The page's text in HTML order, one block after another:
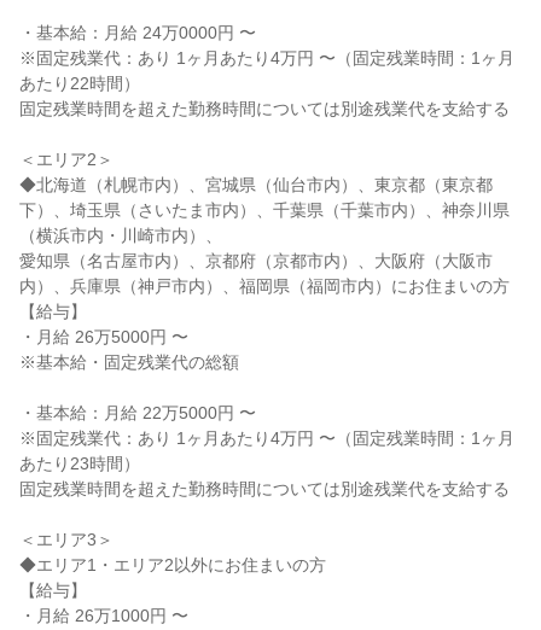
・基本給：月給 24万0000円 〜
※固定残業代：あり 1ヶ月あたり4万円 〜（固定残業時間：1ヶ月
あたり22時間）
固定残業時間を超えた勤務時間については別途残業代を支給する
＜エリア2＞
◆北海道（札幌市内）、宮城県（仙台市内）、東京都（東京都
下）、埼玉県（さいたま市内）、千葉県（千葉市内）、神奈川県
（横浜市内・川崎市内）、
愛知県（名古屋市内）、京都府（京都市内）、大阪府（大阪市
内）、兵庫県（神戸市内）、福岡県（福岡市内）にお住まいの方
【給与】
・月給 26万5000円 〜
※基本給・固定残業代の総額
・基本給：月給 22万5000円 〜
※固定残業代：あり 1ヶ月あたり4万円 〜（固定残業時間：1ヶ月
あたり23時間）
固定残業時間を超えた勤務時間については別途残業代を支給する
＜エリア3＞
◆エリア1・エリア2以外にお住まいの方
【給与】
・月給 26万1000円 〜